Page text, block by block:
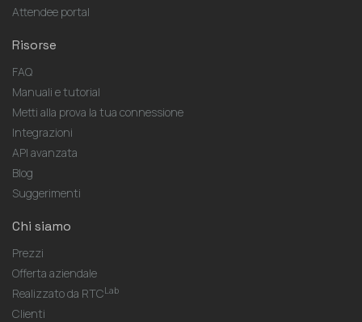
Attendee portal
Risorse
FAQ
Manuali e tutorial
Metti alla prova la tua connessione
Integrazioni
API avanzata
Blog
Suggerimenti
Chi siamo
Prezzi
Offerta aziendale
Realizzato da RTCLab
Clienti